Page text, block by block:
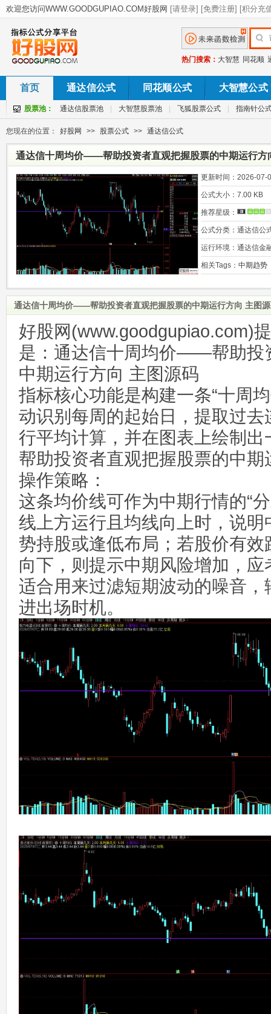
热门搜索： 大智慧 同花顺
首页 通达信公式 同花顺公式 大智慧公式
股票池： 通达信股票池 大智慧股票池 飞狐股票公式 指南针公
您现在的位置： 好股网 >> 股票公式 >> 通达信公式
通达信十周均价——帮助投资者直观把握股票的中期运行方
更新时间： 2026-07-
公式大小： 7.00 KB
推荐星级：
公式分类： 通达信公
运行环境： 通达信金
相关Tags： 中期趋势
通达信十周均价——帮助投资者直观把握股票的中期运行方向 主图
好股网(www.goodgupiao.com)
是：通达信十周均价——帮助投
中期运行方向 主图源码
指标核心功能是构建一条“十周
动识别每周的起始日，提取过
行平均计算，并在图表上绘制
帮助投资者直观把握股票的中期
操作策略：
这条均价线可作为中期行情的“
线上方运行且均线向上时，说
势持股或逢低布局；若股价有
向下，则提示中期风险增加，
适合用来过滤短期波动的噪音
进出场时机。